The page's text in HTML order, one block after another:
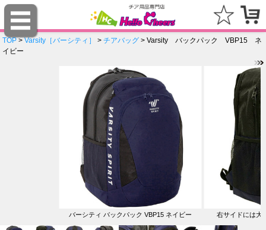
TOP>Varsity［バーシティ］ >チアバッグ > Varsity バックパック VBP15 ネ
イビー
バーシティ バックパック VBP15 ネイビー 右サイドには大